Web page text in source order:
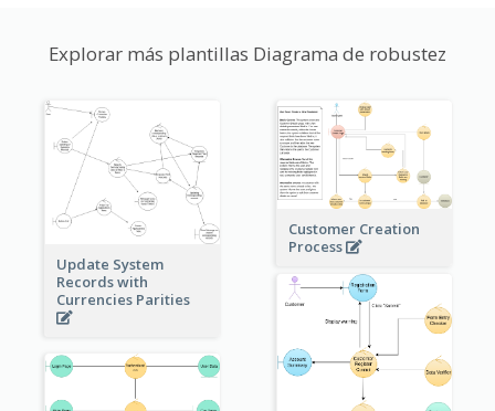
Explorar más plantillas Diagrama de robustez
Update System
Records with
Currencies Parities
Customer Creation
Process